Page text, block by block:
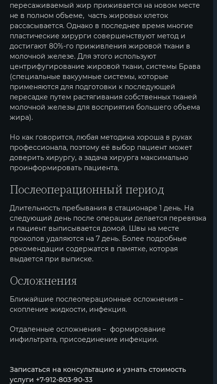
пересаживаемый жир приживается на новом месте
не в полном объеме, часть жировых клеток
рассасывается. Однако в последнее время многие
пластические хирурги совершенствуют метод и
достигают 80%-го приживления жировой ткани в
молочной железе. Для этого используют
центрифугирование жировой ткани, системы Брава
(специальные вакуумные системы, которые
применяются для подготовки к последующей
пересадке путем растягивания собственных тканей
молочной железы для восприятия большего объема
жира).
Но как говорится, любая методика хороша в руках
профессионала, поэтому её выбор пациент может
доверить хирургу, а задача хирурга максимально
проинформировать пациента.
Послеоперационный период
Длительность пребывания в стационаре 1 день. На
следующий день после операции делается перевязка
и пациент выписывается домой. Швы на месте
проколов удаляются на 7 день. Более подробные
рекомендации содержатся в памятке, которая
выдается при выписке.
Осложнения
Ближайшие послеоперационные осложнения –
скопление жидкости, инфекция.
Отдаленные осложнения – формирование
инфильтрата, присоединение инфекции.
Записаться на консультацию и узнать стоимость
услуги +7-912-803-90-33